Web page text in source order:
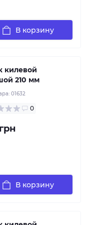
В корзину
210 мм Высота
килевой
210 мм
01632
0
В корзину
293 мм Высота